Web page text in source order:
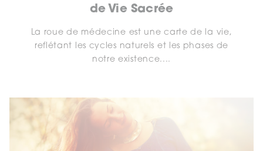
de Vie Sacrée
La roue de médecine est une carte de la vie,
reflétant les cycles naturels et les phases de
notre existence....